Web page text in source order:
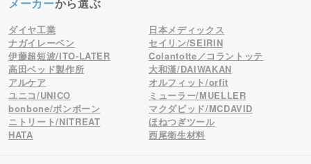
メーカーから選ぶ
ダイヤ工業
日本メディックス
ナガイレーベン
セイリン/SEIRIN
伊藤超短波/ITO-LATER
Colantotte／コラントッテ
高田ベッド製作所
大和漢/DAIWAKAN
アルケア
オルフィット/orfit
ユニコ/UNICO
ミューラー/MUELLER
bonbone/ボンボーン
マクダビッド/MCDAVID
ニトリート/NITREAT
ほねつぎツール
HATA
西尾衛生材料